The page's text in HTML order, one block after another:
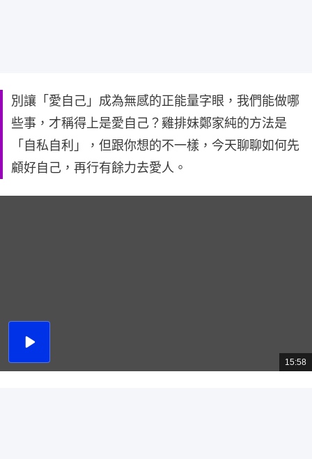
別讓「愛自己」成為無感的正能量字眼，我們能做哪
些事，才稱得上是愛自己？雞排妹鄭家純的方法是
「自私自利」，但跟你想的不一樣，今天聊聊如何先
顧好自己，再行有餘力去愛人。
播
總
共
15:58